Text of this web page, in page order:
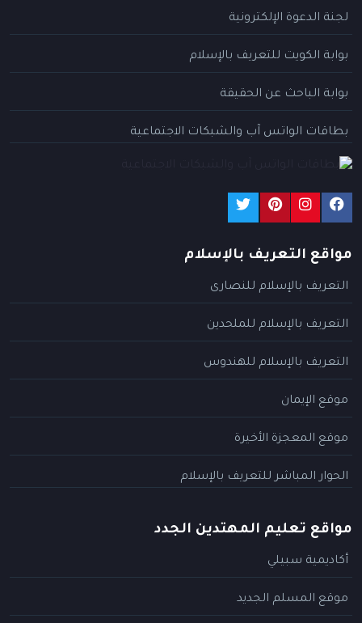
لجنة الدعوة الإلكترونية
بوابة الكويت للتعريف بالإسلام
بوابة الباحث عن الحقيقة
بطاقات الواتس آب والشبكات الاجتماعية
مواقع التعريف بالإسلام
التعريف بالإسلام للنصارى
التعريف بالإسلام للملحدين
التعريف بالإسلام للهندوس
موقع الإيمان
موقع المعجزة الأخيرة
الحوار المباشر للتعريف بالإسلام
مواقع تعليم المهتدين الجدد
أكاديمية سبيلي
موقع المسلم الجديد